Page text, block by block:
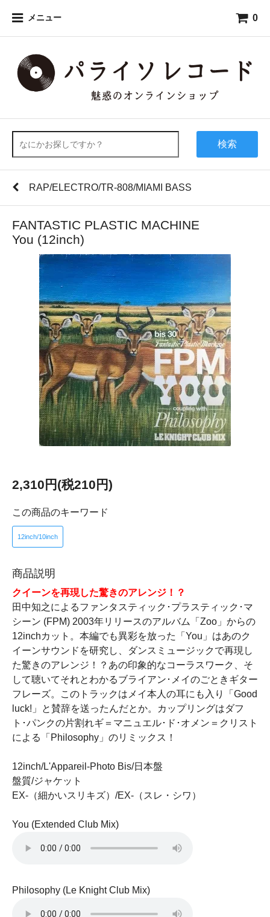
メニュー 0
検索
RAP/ELECTRO/TR-808/MIAMI BASS
FANTASTIC PLASTIC MACHINE
You (12inch)
2,310円(税210円)
この商品のキーワード
12inch/10inch
商品説明
クイーンを再現した驚きのアレンジ！？
田中知之によるファンタスティック･プラスティック･マ
シーン (FPM) 2003年リリースのアルバム「Zoo」からの
12inchカット。本編でも異彩を放った「You」はあのク
イーンサウンドを研究し、ダンスミュージックで再現し
た驚きのアレンジ！？あの印象的なコーラスワーク、そ
して聴いてそれとわかるブライアン･メイのごときギター
フレーズ。このトラックはメイ本人の耳にも入り「Good
luck!」と賛辞を送ったんだとか。カップリングはダフ
ト･パンクの片割れギ＝マニュエル･ド･オメン＝クリスト
による「Philosophy」のリミックス！
12inch/L'Appareil-Photo Bis/日本盤
盤質/ジャケット
EX-（細かいスリキズ）/EX-（スレ・シワ）
You (Extended Club Mix)
Philosophy (Le Knight Club Mix)